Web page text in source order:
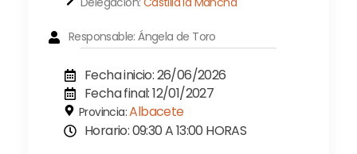
Responsable: Ángela de Toro
Fecha inicio: 26/06/2026
Fecha final: 12/01/2027
Provincia:Albacete
Horario: 09:30 A 13:00 HORAS